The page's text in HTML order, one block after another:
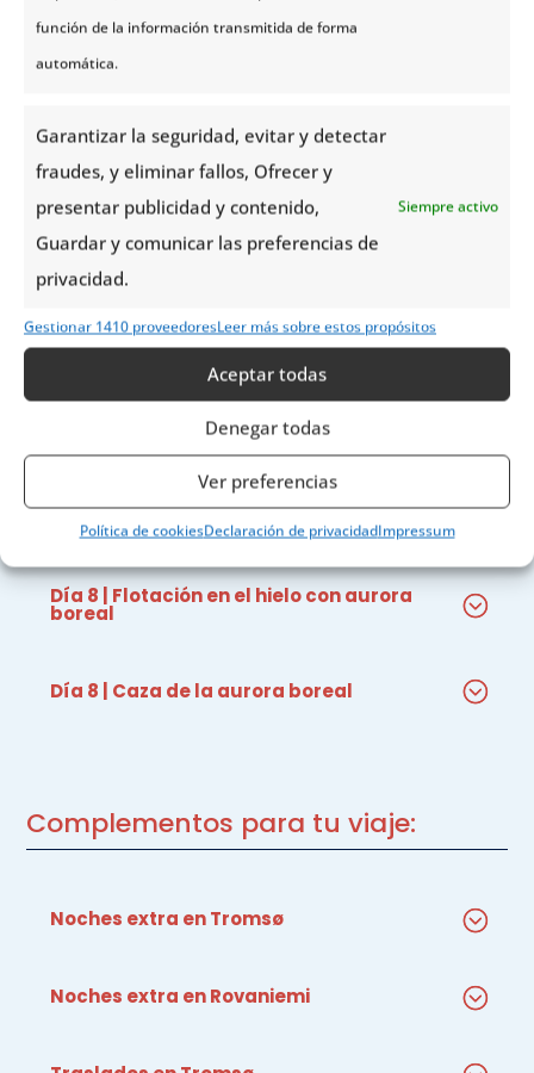
función de la información transmitida de forma
automática.
Garantizar la seguridad, evitar y detectar
fraudes, y eliminar fallos, Ofrecer y
presentar publicidad y contenido,
Guardar y comunicar las preferencias de
privacidad.
Siempre activo
Gestionar 1410 proveedoresLeer más sobre estos propósitos
Aceptar todas
Denegar todas
Ver preferencias
Política de cookiesDeclaración de privacidadImpressum
Día 1 | Safari en moto de nieve
Día 1 | La búsqueda de la aurora
boreal
aurora boreal
Día 7 | Visita al mágico icehotel de
Día 7 | Cena bajo las auroras en
Día 8 | Flotación en el hielo con aurora
boreal
Día 8 | Caza de la aurora boreal
Complementos para tu viaje:
Noches extra en Tromsø
Noches extra en Rovaniemi